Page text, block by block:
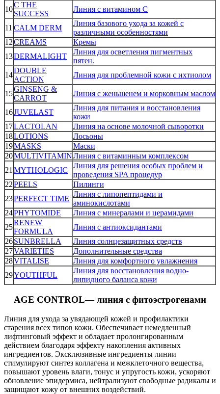
10
C THE
SUCCESS
Линия с витамином С
11 CALM DERM
Линия базового ухода за кожей с
различными особенностями
12CREAMS
Кремы
13DERMALIGHT
Линия для осветления пигментных
пятен.
14
DOUBLE
ACTION
Линия для проблемной кожи с ихтиолом
15
GINSENG &
CARROT
Линия с женьшенем и морковным маслом
16JUVELAST
Линия для питания и восстановления
кожи
17LACTOLAN
Линия на основе молочной сыворотки
18LOTIONS
Лосьоны
19MASKS
Маски
20MULTIVITAMINЛиния с витаминным комплексом
21 MYTHOLOGIC
Линия для решения особых проблем и
проведения SPA процедур
22PEELS
Пилинги
23PERFECT TIME
Линия с липопептидами и
аминокислотами
24PHYTOMIDE
Линия с минералами и церамидами
25
RENEW
FORMULA
Линия с антиоксидантами
26SUNBRELLA
Линия солнцезащитных средств
27VARIETIES
Дополнительные средства
28VITALISE
Линия для комфортного увлажнения
29YOUTHFUL
Линия для восстановления водно-
липидного баланса кожи
AGE CONTROL— линия с фитоэстрогенами
Линия для ухода за увядающей кожей и профилактики
старения всех типов кожи. Обеспечивает немедленный
лифтинговый эффект и обладает пролонгированным
действием благодаря эффекту накопления активных
ингредиентов. Эксклюзивные ингредиенты линии
стимулируют синтез коллагена и межклеточного вещества,
повышают уровень влаги, тонус и упругость кожи, ускоряют
обновление эпидермиса, нейтрализуют свободные радикалы и
защищают кожу от внешних воздействий.